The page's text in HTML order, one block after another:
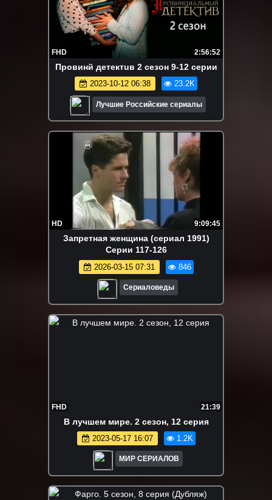
FHD 2:56:52
Пpoвинй дeтeктuв 2 сезон 9-12 серии
2023-10-12 06:38 23.2K
Лучшие Российские сериалы
HD 9:09:45
Запретная женщина (сериал 1991)
Серии 117-126
2026-03-15 07:31 846
Сериаловеды
FHD 21:39
B лyчшeм миpe. 2 сезон, 12 серия
2023-05-17 16:07 1.2K
МИР СЕРИАЛОВ